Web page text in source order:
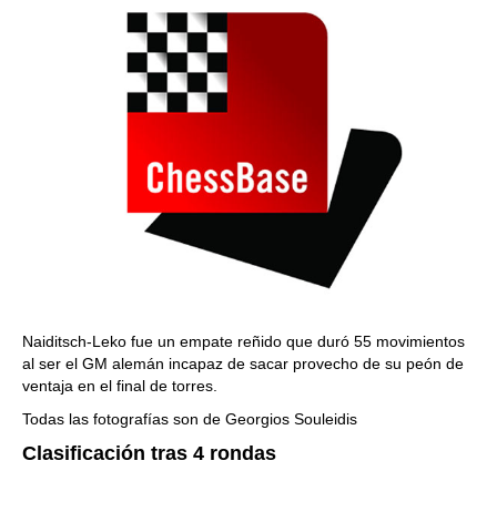
Naiditsch-Leko fue un empate reñido que duró 55 movimientos
al ser el GM alemán incapaz de sacar provecho de su peón de
ventaja en el final de torres.
Todas las fotografías son de Georgios Souleidis
Clasificación tras 4 rondas